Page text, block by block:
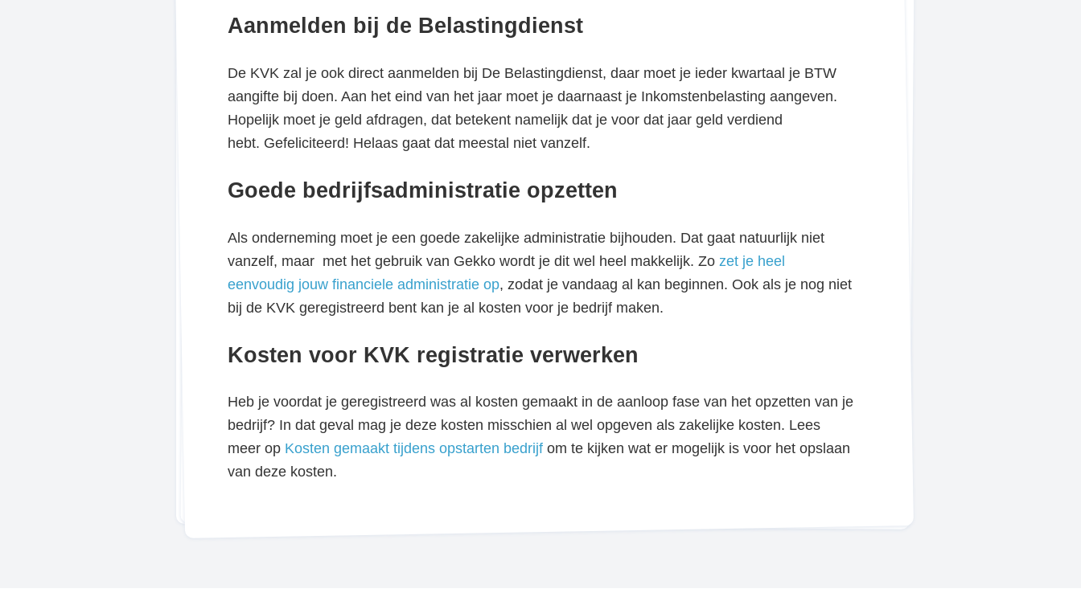
Aanmelden bij de Belastingdienst
De KVK zal je ook direct aanmelden bij De Belastingdienst, daar moet je ieder kwartaal je BTW
aangifte bij doen. Aan het eind van het jaar moet je daarnaast je Inkomstenbelasting aangeven.
Hopelijk moet je geld afdragen, dat betekent namelijk dat je voor dat jaar geld verdiend
hebt. Gefeliciteerd! Helaas gaat dat meestal niet vanzelf.
Goede bedrijfsadministratie opzetten
Als onderneming moet je een goede zakelijke administratie bijhouden. Dat gaat natuurlijk niet
vanzelf, maar met het gebruik van Gekko wordt je dit wel heel makkelijk. Zo zet je heel
eenvoudig jouw financiele administratie op, zodat je vandaag al kan beginnen. Ook als je nog niet
bij de KVK geregistreerd bent kan je al kosten voor je bedrijf maken.
Kosten voor KVK registratie verwerken
Heb je voordat je geregistreerd was al kosten gemaakt in de aanloop fase van het opzetten van je
bedrijf? In dat geval mag je deze kosten misschien al wel opgeven als zakelijke kosten. Lees
meer op Kosten gemaakt tijdens opstarten bedrijf om te kijken wat er mogelijk is voor het opslaan
van deze kosten.